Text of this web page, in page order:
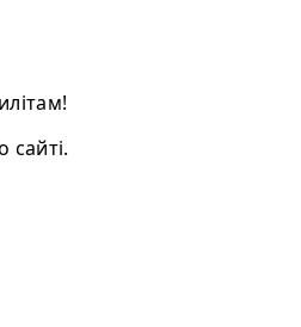
сайті.